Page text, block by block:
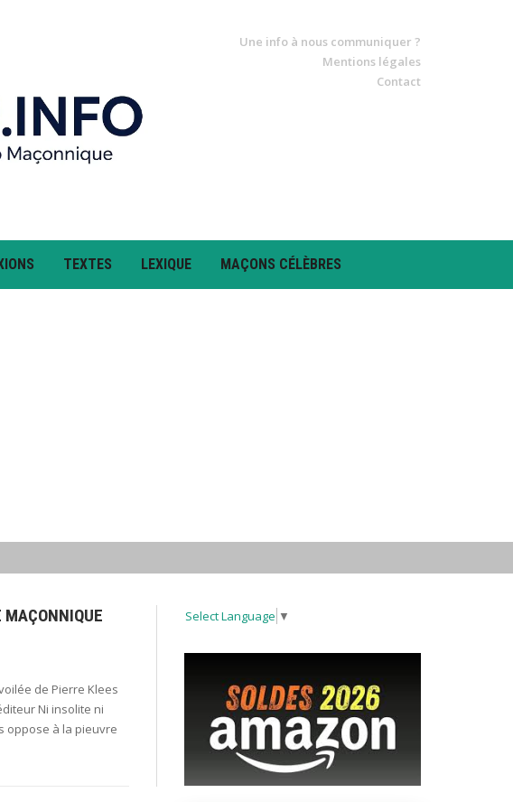
Une info à nous communiquer ?
Mentions légales
Contact
TEXTES LEXIQUE MAÇONS CÉLÈBRES
de Pierre Klees
Ni insolite ni
oppose à la pieuvre
Select Language ▼